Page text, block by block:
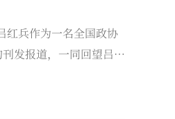
红兵作为一名全国政协
发报道，一同回望吕红